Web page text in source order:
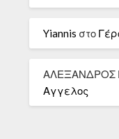
Yiannis στο
ΑΛΕΞΑΝΔΡΟΣ
Αγγελος